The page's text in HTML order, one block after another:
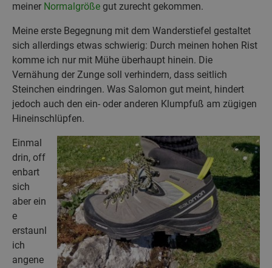
meiner Normalgröße gut zurecht gekommen.
Meine erste Begegnung mit dem Wanderstiefel gestaltet
sich allerdings etwas schwierig: Durch meinen hohen Rist
komme ich nur mit Mühe überhaupt hinein. Die
Vernähung der Zunge soll verhindern, dass seitlich
Steinchen eindringen. Was Salomon gut meint, hindert
jedoch auch den ein- oder anderen Klumpfuß am zügigen
Hineinschlüpfen.
Einmal
drin, off
enbart
sich
aber ein
e
erstaunl
ich
angene